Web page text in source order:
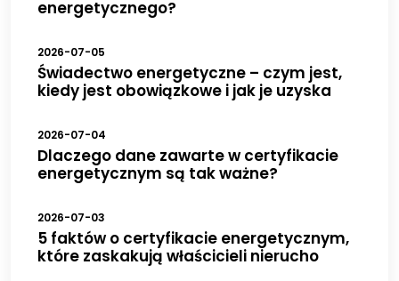
energetycznego?
2026-07-05
Świadectwo energetyczne – czym jest,
kiedy jest obowiązkowe i jak je uzyska
2026-07-04
Dlaczego dane zawarte w certyfikacie
energetycznym są tak ważne?
2026-07-03
5 faktów o certyfikacie energetycznym,
które zaskakują właścicieli nierucho